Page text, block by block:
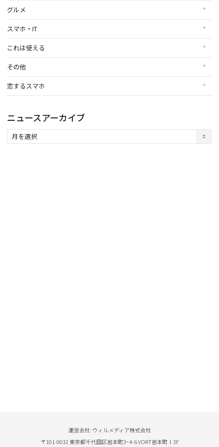
グルメ
スマホ・IT
これは使える
その他
恋するスマホ
ニュースアーカイブ
ュ
運営会社: ウィルメディア株式会社
〒101-0032 東京都千代田区岩本町3−4-6 VORT岩本町Ⅰ3F